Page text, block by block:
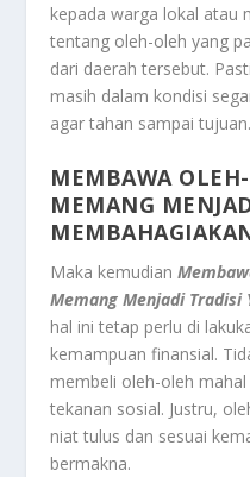
kepada warga lokal atau
tentang oleh-oleh yang
dari daerah tersebut.
masih dalam kondisi
agar tahan sampai tujuan.
MEMBAWA
MEMANG
Maka kemudian
Memang Menjadi Tradisi
hal ini tetap perlu di
kemampuan finansial.
membeli oleh-oleh
tekanan sosial. Justru,
niat tulus dan sesuai
bermakna.